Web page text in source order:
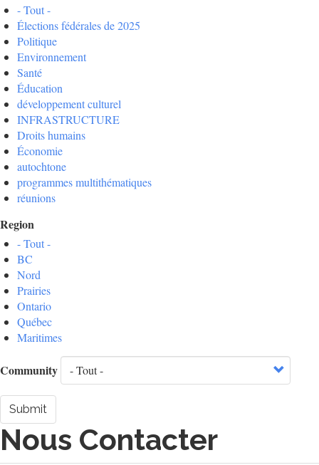
- Tout -
Élections fédérales de 2025
Politique
Environnement
Santé
Éducation
développement culturel
INFRASTRUCTURE
Droits humains
Économie
autochtone
programmes multithématiques
réunions
Region
- Tout -
BC
Nord
Prairies
Ontario
Québec
Maritimes
Community
Submit
Nous Contacter